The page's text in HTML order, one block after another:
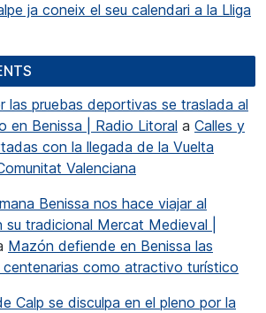
ja coneix el seu calendari a la Lliga
las pruebas deportivas se traslada al
en Benissa | Radio Litoral a Calles y
con la llegada de la Vuelta
Valenciana
Benissa nos hace viajar al
tradicional Mercat Medieval |
Mazón defiende en Benissa las
como atractivo turístico
Calp se disculpa en el pleno por la